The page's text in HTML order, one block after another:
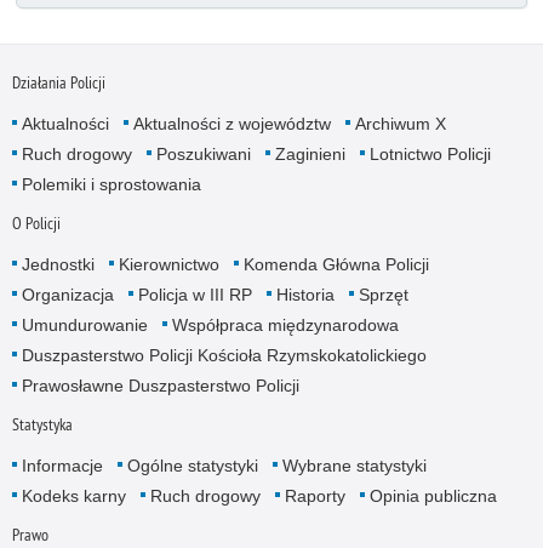
Działania Policji
Aktualności Aktualności z województw
Archiwum X
Ruch drogowy
Poszukiwani Zaginieni
Lotnictwo Policji
Polemiki i sprostowania
O Policji
Jednostki Kierownictwo
Komenda Główna Policji
Organizacja
Policja w III RP Historia
Sprzęt
Umundurowanie
Współpraca międzynarodowa
Duszpasterstwo Policji Kościoła Rzymskokatolickiego
Prawosławne Duszpasterstwo Policji
Statystyka
Informacje Ogólne statystyki
Wybrane statystyki
Kodeks karny
Ruch drogowy Raporty Opinia publiczna
Prawo